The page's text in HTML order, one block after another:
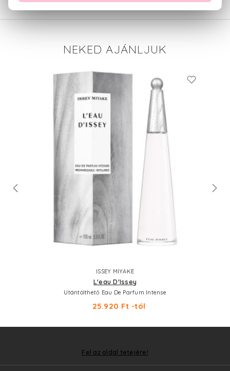
NEKED AJÁNLJUK
ISSEY MIYAKE
L'eau D'Issey
Utántölthető Eau De Parfum Intense
25.920 Ft -tól
Fel az oldal tetejére!